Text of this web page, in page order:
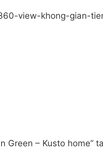
360-view-khong-gian-
– Kusto home”